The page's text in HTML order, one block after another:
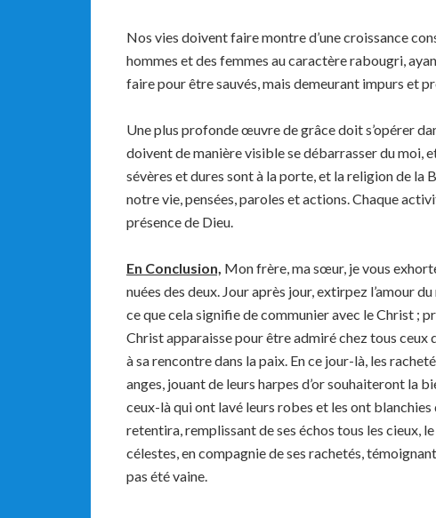
Nos vies doivent faire montre d’une croissance
hommes et des femmes au caractère rabougri,
faire pour être sauvés, mais demeurant impurs et
Une plus profonde œuvre de grâce doit s’opérer
doivent de manière visible se débarrasser du moi,
sévères et dures sont à la porte, et la religion de
notre vie, pensées, paroles et actions. Chaque
présence de Dieu.
En Conclusion, Mon frère, ma sœur, je vous
nuées des deux. Jour après jour, extirpez l’amour
ce que cela signifie de communier avec le Christ ;
Christ apparaisse pour être admiré chez tous ceux
à sa rencontre dans la paix. En ce jour-là, les
anges, jouant de leurs harpes d’or souhaiteront la
ceux-là qui ont lavé leurs robes et les ont blanchies
retentira, remplissant de ses échos tous les cieux,
célestes, en compagnie de ses rachetés,
pas été vaine.